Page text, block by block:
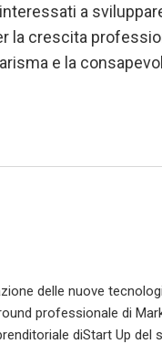
a
la crescita
e la
delle nuove
professionale di
diStart Up del